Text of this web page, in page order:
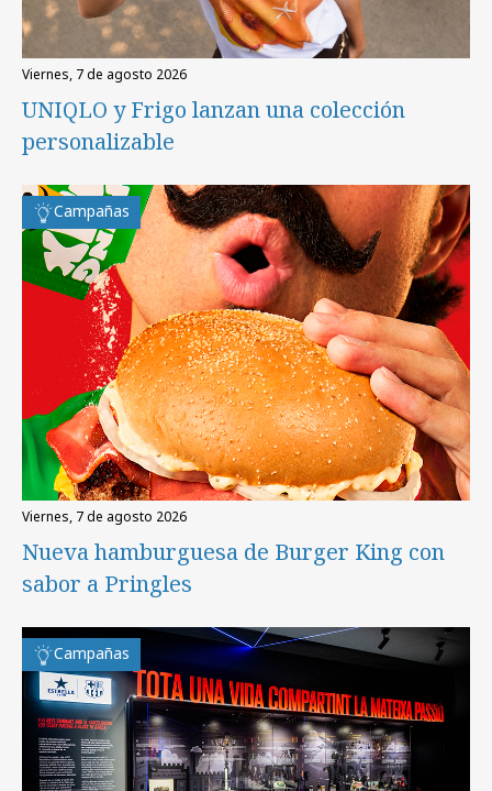
viernes, 7 de agosto 2026
UNIQLO y Frigo lanzan una colección
personalizable
Campañas
viernes, 7 de agosto 2026
Nueva hamburguesa de Burger King con
sabor a Pringles
Campañas